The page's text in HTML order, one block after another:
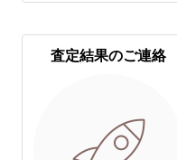
査定結果のご連絡